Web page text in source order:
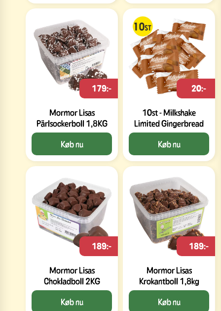
Mormor Lisas
Pärlsockerboll 1,8KG
179:-
Køb nu
10st - Milkshake
Limited Gingerbread
20:-
Køb nu
Mormor Lisas
Chokladboll 2KG
189:-
Køb nu
Mormor Lisas
Krokantboll 1,8kg
189:-
Køb nu